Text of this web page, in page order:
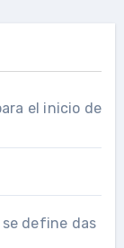
el inicio de
define das